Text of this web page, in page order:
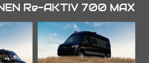
Re-AKTIV 700 MAX